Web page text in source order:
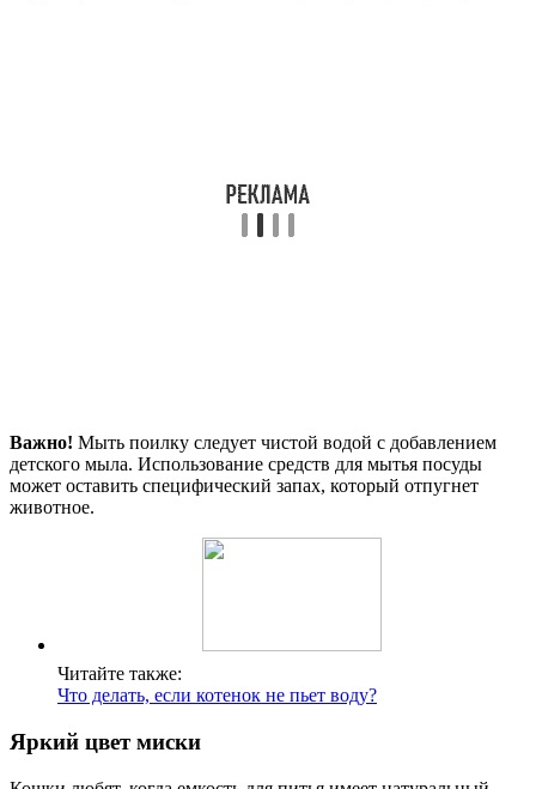
Важно! Мыть поилку следует чистой водой с добавлением
детского мыла. Использование средств для мытья посуды
может оставить специфический запах, который отпугнет
животное.
Читайте также:
Что делать, если котенок не пьет воду?
Яркий цвет миски